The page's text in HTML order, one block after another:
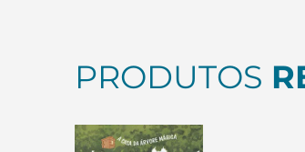
PRODUTOS